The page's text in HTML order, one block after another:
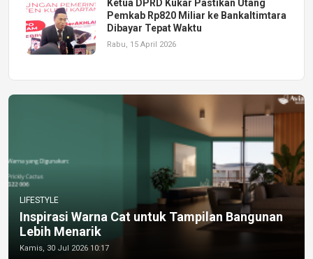
Ketua DPRD Kukar Pastikan Utang
Pemkab Rp820 Miliar ke Bankaltimtara
Dibayar Tepat Waktu
Rabu, 15 April 2026
LIFESTYLE
Inspirasi Warna Cat untuk Tampilan Bangunan
Lebih Menarik
Kamis, 30 Jul 2026 10:17